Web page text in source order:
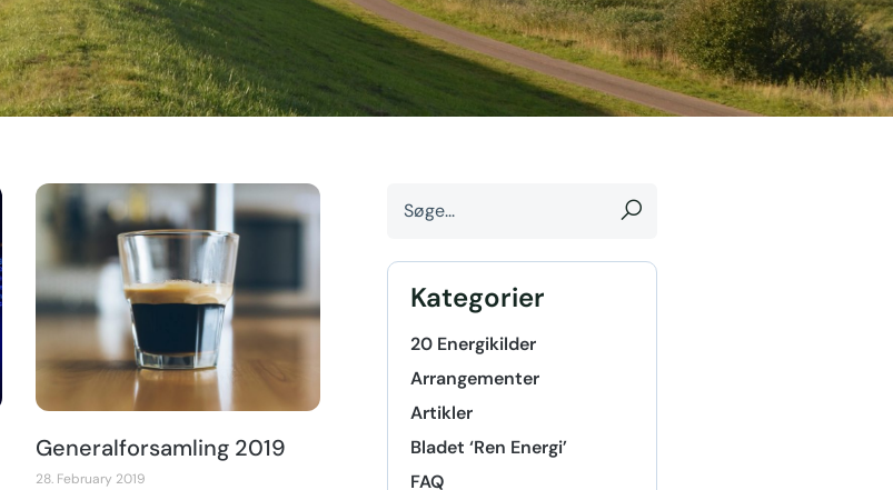
Generalforsamling 2019
28. February 2019
Kategorier
20 Energikilder
Arrangementer
Artikler
Bladet ‘Ren Energi’
FAQ